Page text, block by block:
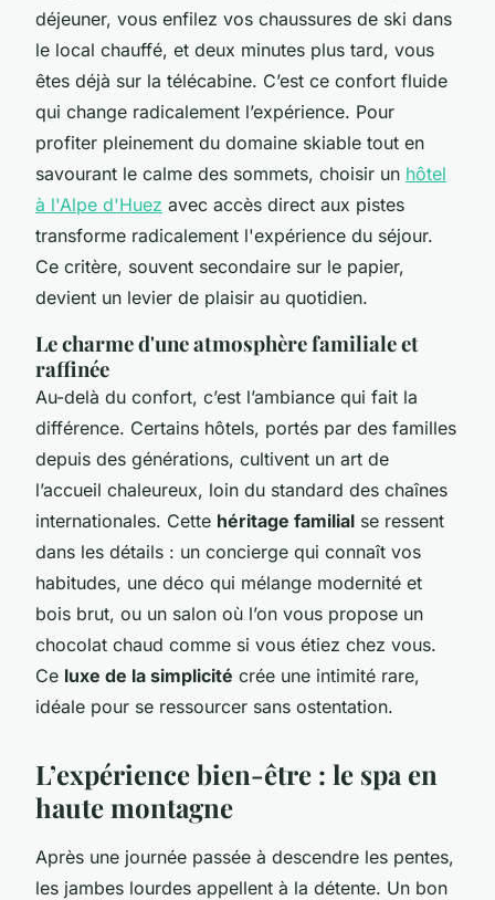
déjeuner, vous enfilez vos chaussures de ski dans
le local chauffé, et deux minutes plus tard, vous
êtes déjà sur la télécabine. C’est ce confort fluide
qui change radicalement l’expérience. Pour
profiter pleinement du domaine skiable tout en
savourant le calme des sommets, choisir un hôtel
à l'Alpe d'Huez avec accès direct aux pistes
transforme radicalement l'expérience du séjour.
Ce critère, souvent secondaire sur le papier,
devient un levier de plaisir au quotidien.
Le charme d'une atmosphère familiale et
raffinée
Au-delà du confort, c’est l’ambiance qui fait la
différence. Certains hôtels, portés par des familles
depuis des générations, cultivent un art de
l’accueil chaleureux, loin du standard des chaînes
internationales. Cette héritage familial se ressent
dans les détails : un concierge qui connaît vos
habitudes, une déco qui mélange modernité et
bois brut, ou un salon où l’on vous propose un
chocolat chaud comme si vous étiez chez vous.
Ce luxe de la simplicité crée une intimité rare,
idéale pour se ressourcer sans ostentation.
L’expérience bien-être : le spa en
haute montagne
Après une journée passée à descendre les pentes,
les jambes lourdes appellent à la détente. Un bon